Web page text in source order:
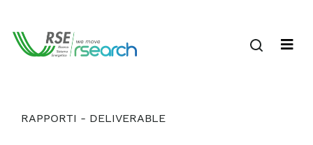
RAPPORTI - DELIVERABLE